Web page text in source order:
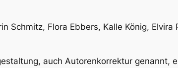
Schmitz, Flora Ebbers, Kalle König, Elvira
auch Autorenkorrektur genannt,